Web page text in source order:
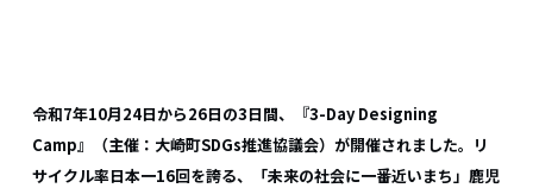
令和7年10月24日から26日の3日間、『3-Day Designing
Camp』（主催：大崎町SDGs推進協議会）が開催されました。リ
サイクル率日本一16回を誇る、「未来の社会に一番近いまち」鹿児